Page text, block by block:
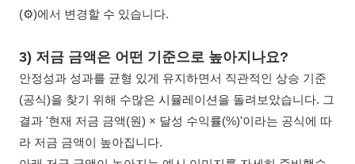
(⚙️)에서 변경할 수 있습니다.
3) 저금 금액은 어떤 기준으로 높아지나요?
안정성과 성과를 균형 있게 유지하면서 직관적인 상승 기준
(공식)을 찾기 위해 수많은 시뮬레이션을 돌려보았습니다. 그
결과 '현재 저금 금액(원) × 달성 수익률(%)'이라는 공식에 따
라 저금 금액이 높아집니다.